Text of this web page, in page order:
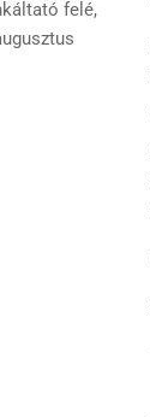
felé,